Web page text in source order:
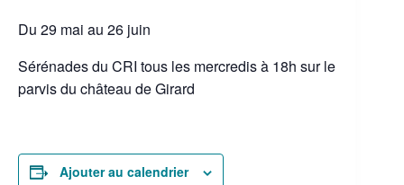
Du 29 mai au 26 juin
Sérénades du CRI tous les mercredis à 18h sur le
parvis du château de Girard
Ajouter au calendrier